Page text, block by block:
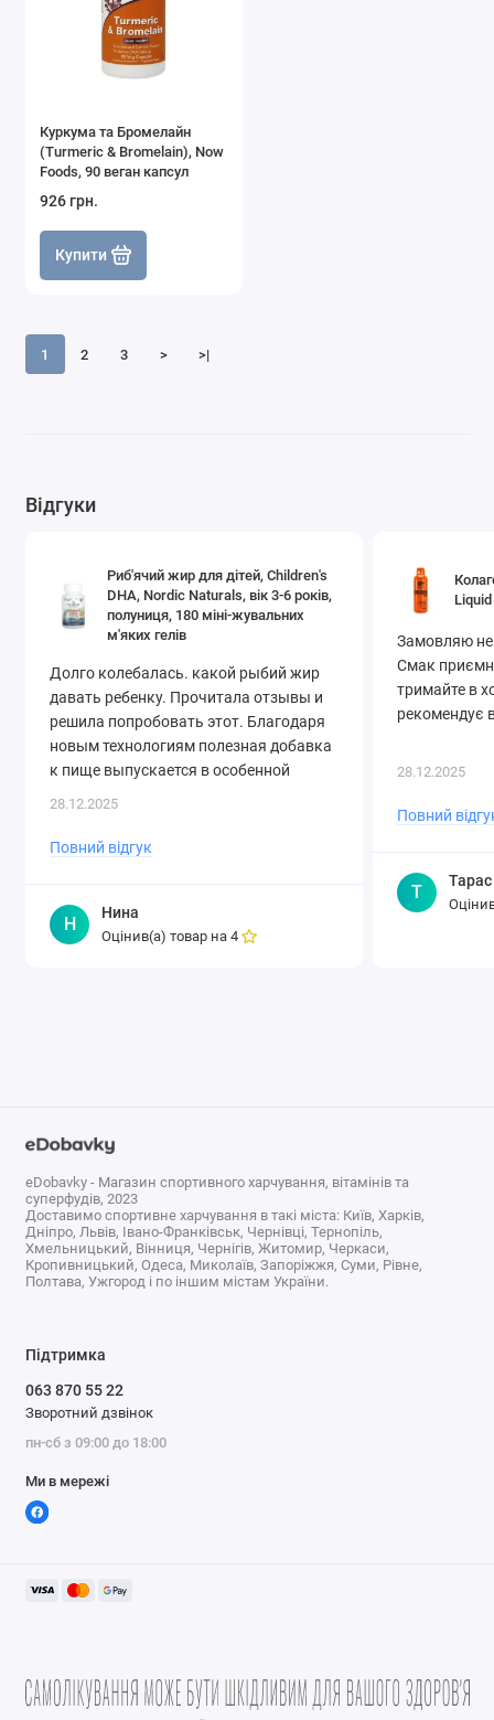
Куркума та Бромелайн
(Turmeric & Bromelain), Now
Foods, 90 веган капсул
926 грн.
Купити
1 2 3 > >|
Відгуки
Риб'ячий жир для дітей, Children's
DHA, Nordic Naturals, вік 3-6 років,
полуниця, 180 міні-жувальних
м'яких гелів
Долго колебалась. какой рыбий жир
давать ребенку. Прочитала отзывы и
решила попробовать этот. Благодаря
новым технологиям полезная добавка
к пище выпускается в особенной
организма и уберегающих от
употребления. И если вы начнете
давать детям средство в капсулах с
28.12.2025
Повний відгук
Н
Нина
Оцінив(а) товар на 4
Замовляю
Смак
тримайте в
рекомендує
28.12.2025
Повний
Т
Тарас
eDobavky - Магазин спортивного харчування, вітамінів та
суперфудів, 2023
Доставимо спортивне харчування в такі міста: Київ, Харків,
Дніпро, Львів, Івано-Франківськ, Чернівці, Тернопіль,
Хмельницький, Вінниця, Чернігів, Житомир, Черкаси,
Кропивницький, Одеса, Миколаїв, Запоріжжя, Суми, Рівне,
Полтава, Ужгород і по іншим містам України.
Підтримка
063 870 55 22
Зворотний дзвінок
пн-сб з 09:00 до 18:00
Ми в мережі